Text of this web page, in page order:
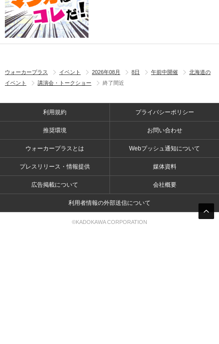
ウォーカープラス イベント 2026年08月 8日 午前中開催
北海道の
イベント
講演会・トークショー 終了間近
利用規約 プライバシーポリシー
推奨環境 お問い合わせ
ウォーカープラスとは Webプッシュ通知について
プレスリリース・情報提供 媒体資料
広告掲載について 会社概要
利用者情報の外部送信について
©KADOKAWA CORPORATION